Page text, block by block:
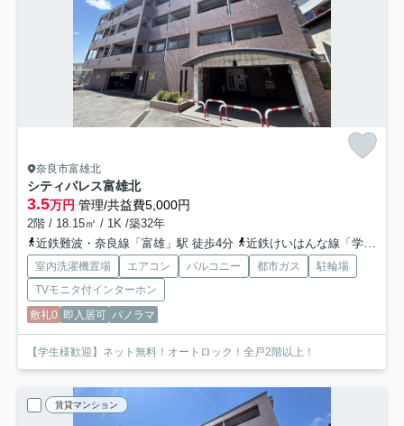
奈良市富雄北
シティパレス富雄北
3.5万円 管理/共益費5,000円
2階 / 18.15㎡ / 1K /築32年
近鉄難波・奈良線「富雄」駅 徒歩4分
近鉄けいはんな線「学研北生駒」駅 バス13分 奈良交通「富雄駅」 停歩5分
室内洗濯機置場 エアコン バルコニー 都市ガス
駐輪場
TVモニタ付インターホン
敷礼0 即入居可 パノラマ
【学生様歓迎】ネット無料！オートロック！全戸2階以上！
賃貸マンション